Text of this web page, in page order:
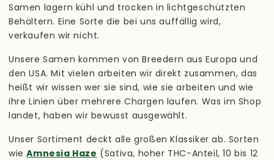
Samen lagern kühl und trocken in lichtgeschützten
Behältern. Eine Sorte die bei uns auffällig wird,
verkaufen wir nicht.
Unsere Samen kommen von Breedern aus Europa und
den USA. Mit vielen arbeiten wir direkt zusammen, das
heißt wir wissen wer sie sind, wie sie arbeiten und wie
ihre Linien über mehrere Chargen laufen. Was im Shop
landet, haben wir bewusst ausgewählt.
Unser Sortiment deckt alle großen Klassiker ab. Sorten
wieAmnesia Haze (Sativa, hoher THC-Anteil, 10 bis 12